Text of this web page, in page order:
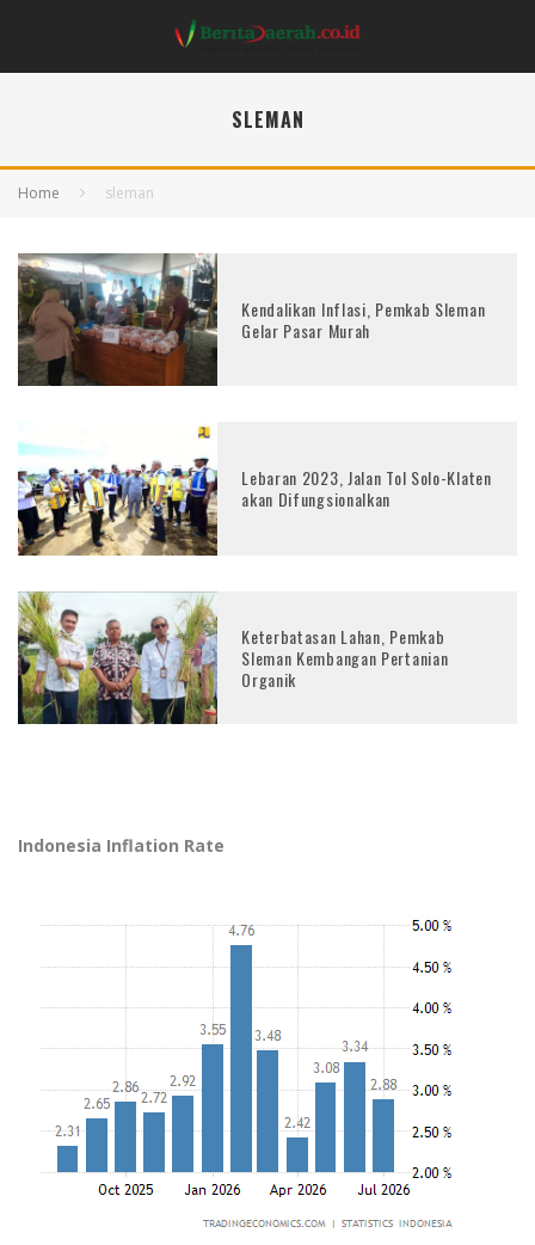
SLEMAN
Home sleman
Kendalikan Inflasi, Pemkab Sleman
Gelar Pasar Murah
Lebaran 2023, Jalan Tol Solo-Klaten
akan Difungsionalkan
Keterbatasan Lahan, Pemkab
Sleman Kembangan Pertanian
Organik
Indonesia Inflation Rate